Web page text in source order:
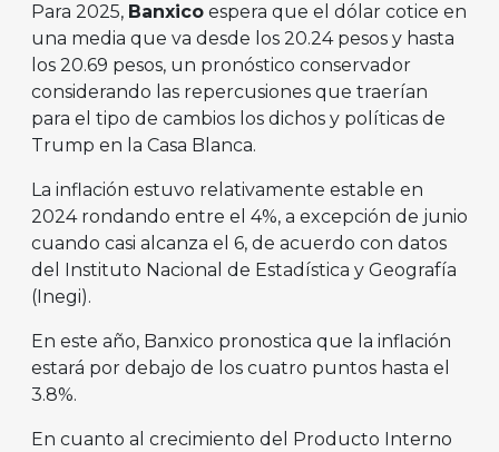
Para 2025, Banxico espera que el dólar cotice en
una media que va desde los 20.24 pesos y hasta
los 20.69 pesos, un pronóstico conservador
considerando las repercusiones que traerían
para el tipo de cambios los dichos y políticas de
Trump en la Casa Blanca.
La inflación estuvo relativamente estable en
2024 rondando entre el 4%, a excepción de junio
cuando casi alcanza el 6, de acuerdo con datos
del Instituto Nacional de Estadística y Geografía
(Inegi).
En este año, Banxico pronostica que la inflación
estará por debajo de los cuatro puntos hasta el
3.8%.
En cuanto al crecimiento del Producto Interno